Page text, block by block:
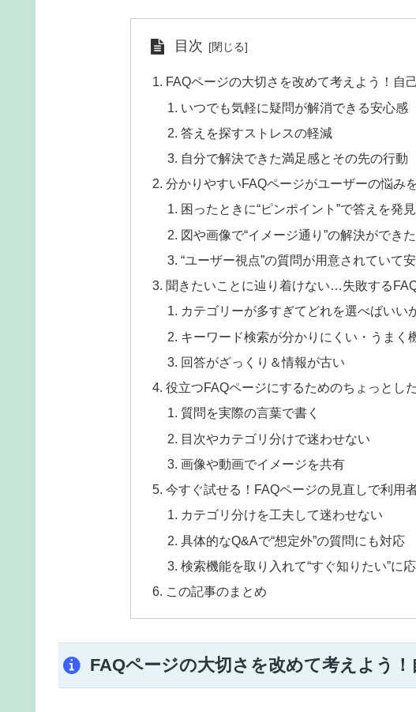
目次
FAQページの大切さを改めて考えよう！自
いつでも気軽に疑問が解消できる安心感
答えを探すストレスの軽減
自分で解決できた満足感とその先の行動
分かりやすいFAQページがユーザーの悩み
困ったときに“ピンポイント”で答えを発見
図や画像で“イメージ通り”の解決ができた
“ユーザー視点”の質問が用意されていて
聞きたいことに辿り着けない…失敗する
カテゴリーが多すぎてどれを選べばいい
キーワード検索が分かりにくい・うまく
回答がざっくり＆情報が古い
役立つFAQページにするためのちょっとし
質問を実際の言葉で書く
目次やカテゴリ分けで迷わせない
画像や動画でイメージを共有
今すぐ試せる！FAQページの見直しで利用
カテゴリ分けを工夫して迷わせない
具体的なQ&Aで“想定外”の質問にも対応
検索機能を取り入れて“すぐ知りたい”に
この記事のまとめ
FAQページの大切さを改めて考えよう